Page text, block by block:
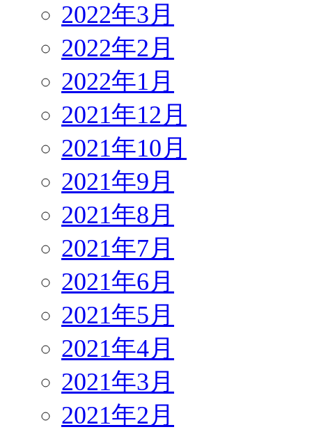
2022年3月
2022年2月
2022年1月
2021年12月
2021年10月
2021年9月
2021年8月
2021年7月
2021年6月
2021年5月
2021年4月
2021年3月
2021年2月